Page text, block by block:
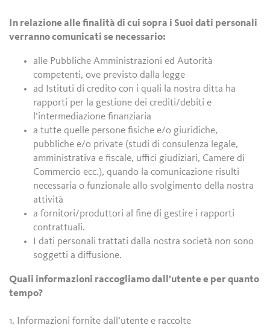
In relazione alle finalità di cui sopra i Suoi dati personali
verranno comunicati se necessario:
alle Pubbliche Amministrazioni ed Autorità
competenti, ove previsto dalla legge
ad Istituti di credito con i quali la nostra ditta ha
rapporti per la gestione dei crediti/debiti e
l’intermediazione finanziaria
a tutte quelle persone fisiche e/o giuridiche,
pubbliche e/o private (studi di consulenza legale,
amministrativa e fiscale, uffici giudiziari, Camere di
Commercio ecc.), quando la comunicazione risulti
necessaria o funzionale allo svolgimento della nostra
attività
a fornitori/produttori al fine di gestire i rapporti
contrattuali.
I dati personali trattati dalla nostra società non sono
soggetti a diffusione.
Quali informazioni raccogliamo dall’utente e per quanto
tempo?
1. Informazioni fornite dall’utente e raccolte